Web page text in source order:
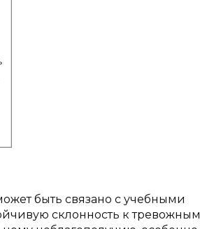
быть связано с учебными
склонность к тревожным